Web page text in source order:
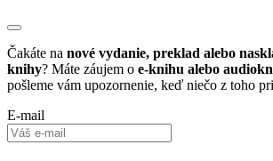
Čakáte na nové vydanie, preklad alebo
knihy? Máte záujem o e-knihu alebo
pošleme vám upozornenie, keď niečo z toho
E-mail